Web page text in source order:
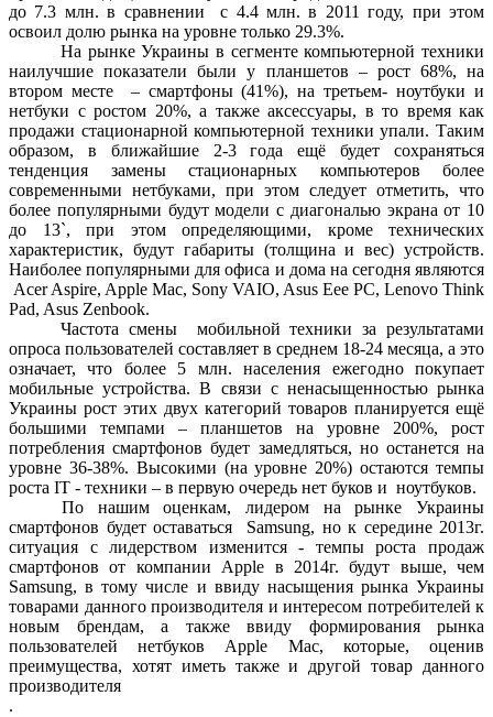
до 7.3 млн. в сравнении с 4.4 млн. в 2011 году, при этом
освоил долю рынка на уровне только 29.3%.
На рынке Украины в сегменте компьютерной техники
наилучшие показатели были у планшетов – рост 68%, на
втором месте – смартфоны (41%), на третьем- ноутбуки и
нетбуки с ростом 20%, а также аксессуары, в то время как
продажи стационарной компьютерной техники упали. Таким
образом, в ближайшие 2-3 года ещё будет сохраняться
тенденция замены стационарных компьютеров более
современными нетбуками, при этом следует отметить, что
более популярными будут модели с диагональю экрана от 10
до 13`, при этом определяющими, кроме технических
характеристик, будут габариты (толщина и вес) устройств.
Наиболее популярными для офиса и дома на сегодня являются
Acer Aspire, Apple Mac, Sony VAIO, Asus Eee PC, Lenovo Think
Pad, Asus Zenbook.
Частота смены мобильной техники за результатами
опроса пользователей составляет в среднем 18-24 месяца, а это
означает, что более 5 млн. населения ежегодно покупает
мобильные устройства. В связи с ненасыщенностью рынка
Украины рост этих двух категорий товаров планируется ещё
большими темпами – планшетов на уровне 200%, рост
потребления смартфонов будет замедляться, но останется на
уровне 36-38%. Высокими (на уровне 20%) остаются темпы
роста ІТ - техники – в первую очередь нет буков и ноутбуков.
По нашим оценкам, лидером на рынке Украины
смартфонов будет оставаться Samsung, но к середине 2013г.
ситуация с лидерством изменится - темпы роста продаж
смартфонов от компании Apple в 2014г. будут выше, чем
Samsung, в тому числе и ввиду насыщения рынка Украины
товарами данного производителя и интересом потребителей к
новым брендам, а также ввиду формирования рынка
пользователей нетбуков Apple Mac, которые, оценив
преимущества, хотят иметь также и другой товар данного
производителя
.